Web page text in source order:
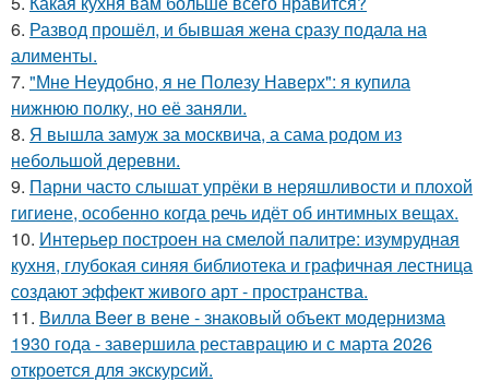
6. Развод прошёл, и бывшая жена сразу подала на
алименты.
7. "Мне Неудобно, я не Полезу Наверх": я купила
нижнюю полку, но её заняли.
8. Я вышла замуж за москвича, а сама родом из
небольшой деревни.
9. Парни часто слышат упрёки в неряшливости и плохой
гигиене, особенно когда речь идёт об интимных вещах.
10. Интерьер построен на смелой палитре: изумрудная
кухня, глубокая синяя библиотека и графичная лестница
создают эффект живого арт - пространства.
11. Вилла Beer в вене - знаковый объект модернизма
1930 года - завершила реставрацию и с марта 2026
откроется для экскурсий.